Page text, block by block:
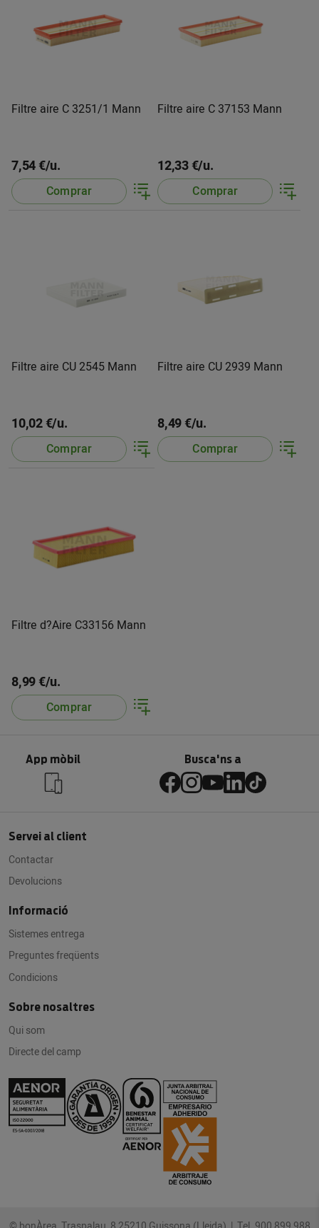
Filtre aire C 3251/1 Mann
7,54 €/u.
Comprar
Filtre aire C 37153 Mann
12,33 €/u.
Comprar
Filtre aire CU 2545 Mann
10,02 €/u.
Comprar
Filtre aire CU 2939 Mann
8,49 €/u.
Comprar
Filtre d?Aire C33156 Mann
8,99 €/u.
Comprar
App mòbil Busca'ns a
Servei al client
Contactar
Devolucions
Informació
Sistemes entrega
Preguntes freqüents
Condicions
Sobre nosaltres
Qui som
Directe del camp